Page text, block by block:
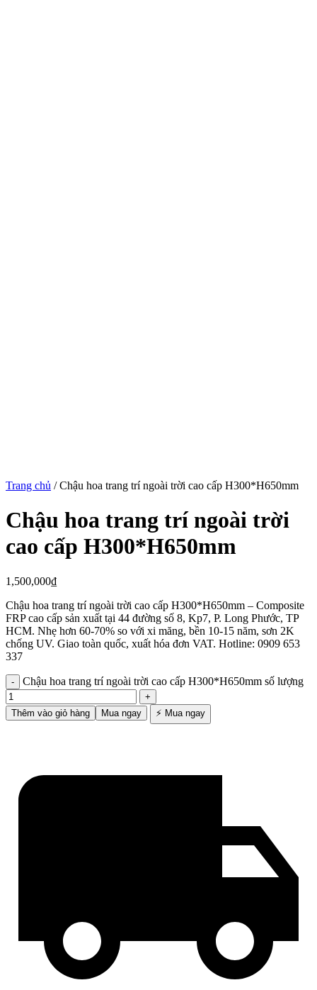
Trang chủ /Chậu hoa trang trí ngoài trời cao cấp H300*H650mm
Chậu hoa trang trí ngoài trời
cao cấp H300*H650mm
1,500,000₫
Chậu hoa trang trí ngoài trời cao cấp H300*H650mm – Composite
FRP cao cấp sản xuất tại 44 đường số 8, Kp7, P. Long Phước, TP
HCM. Nhẹ hơn 60-70% so với xi măng, bền 10-15 năm, sơn 2K
chống UV. Giao toàn quốc, xuất hóa đơn VAT. Hotline: 0909 653
337
Chậu hoa trang trí ngoài trời cao cấp H300*H650mm số lượng
Thêm vào giỏ hàng Mua ngay ⚡ Mua ngay